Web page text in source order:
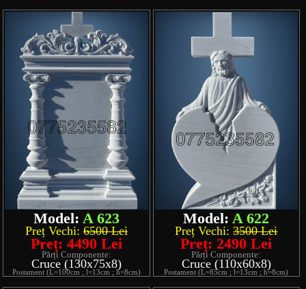
Model: A 623
Preț Vechi: 6500 Lei
Preț: 4490 Lei
Părți Componente:
Cruce (130x75x8)
Postament (L=100cm ; l=13cm ; h=8cm)
Model: A 622
Preț Vechi:3500 Lei
Preț: 2490 Lei
Părți Componente:
Cruce (110x60x8)
Postament (L=85cm ; l=13cm ; h=8cm)